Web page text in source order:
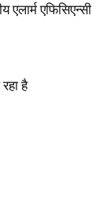
एफिसिएन्सी
है